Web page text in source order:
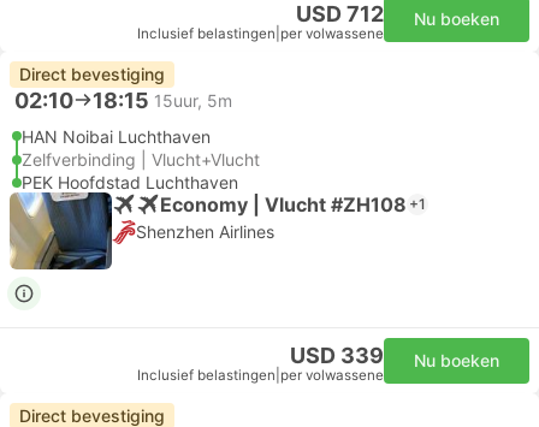
USD 712
Inclusief belastingen per volwassene
Nu boeken
Direct bevestiging
02:10 18:15 15uur, 5m
HAN Noibai Luchthaven
Zelfverbinding | Vlucht+Vlucht
PEK Hoofdstad Luchthaven
Economy | Vlucht #ZH108 +1
Shenzhen Airlines
USD 339
Inclusief belastingen per volwassene
Nu boeken
Direct bevestiging